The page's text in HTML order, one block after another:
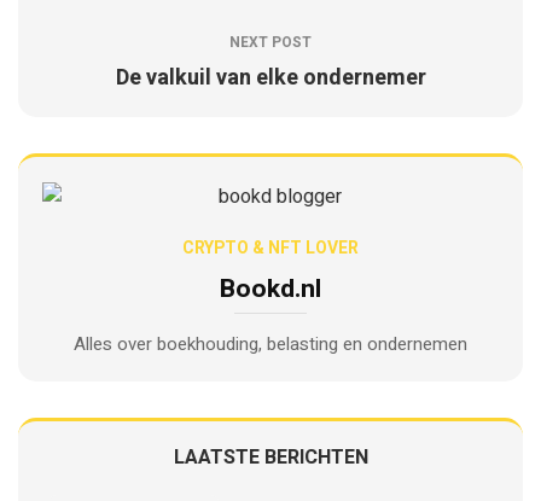
NEXT POST
De valkuil van elke ondernemer
CRYPTO & NFT LOVER
Bookd.nl
Alles over boekhouding, belasting en ondernemen
LAATSTE BERICHTEN